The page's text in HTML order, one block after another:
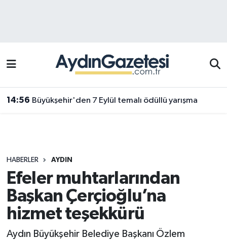
14:56 Büyükşehir'den 7 Eylül temalı ödüllü yarışma
HABERLER AYDIN
Efeler muhtarlarından
Başkan Çerçioğlu’na
hizmet teşekkürü
Aydın Büyükşehir Belediye Başkanı Özlem
Efeler Trafik Yoğunluk Haritası
Süper Lig Puan Durumu ve Fikstür